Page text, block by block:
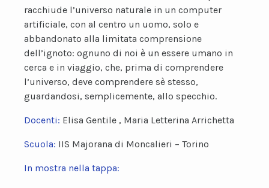
racchiude l’universo naturale in un computer
artificiale, con al centro un uomo, solo e
abbandonato alla limitata comprensione
dell’ignoto: ognuno di noi è un essere umano in
cerca e in viaggio, che, prima di comprendere
l’universo, deve comprendere sè stesso,
guardandosi, semplicemente, allo specchio.
Docenti: Elisa Gentile , Maria Letterina Arrichetta
Scuola: IIS Majorana di Moncalieri – Torino
In mostra nella tappa: